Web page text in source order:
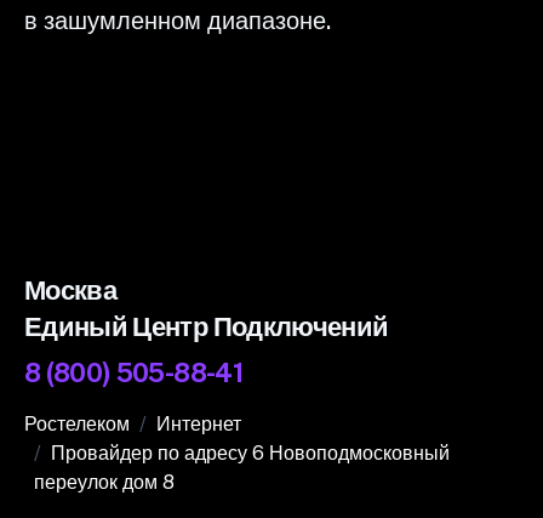
в зашумленном диапазоне.
Москва
Единый Центр Подключений
8 (800) 505-88-41
Ростелеком
Интернет
Провайдер по адресу 6 Новоподмосковный
переулок дом 8